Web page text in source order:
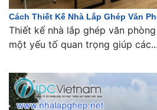
Cách Thiết Kế Nhà Lắp Ghép Văn
Thiết kế nhà lắp ghép văn
một yếu tố quan trọng giúp các...